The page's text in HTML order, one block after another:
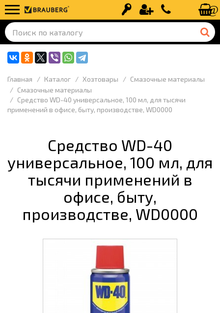
Вход Регистрация+7 (499) 110-
Главная Каталог Хозтовары
Смазочные материалы
Смазочные материалы
Средство WD-40 универсальное, 100 мл, для тысячи
применений в офисе, быту, производстве, WD0000
Средство WD-40
универсальное, 100 мл, для
тысячи применений в
офисе, быту,
производстве, WD0000